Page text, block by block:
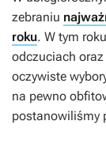
zebraniu
roku. W tym
odczuciach oraz
oczywiste
na pewno
postanowiliśmy